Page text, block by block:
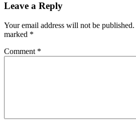
Leave a Reply
Your email address will not be published.
marked *
Comment *